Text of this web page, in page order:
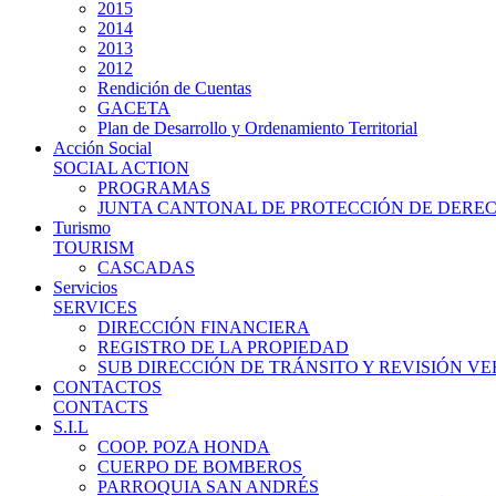
2015
2014
2013
2012
Rendición de Cuentas
GACETA
Plan de Desarrollo y Ordenamiento Territorial
Acción Social
SOCIAL ACTION
PROGRAMAS
JUNTA CANTONAL DE PROTECCIÓN DE
Turismo
TOURISM
CASCADAS
Servicios
SERVICES
DIRECCIÓN FINANCIERA
REGISTRO DE LA PROPIEDAD
SUB DIRECCIÓN DE TRÁNSITO Y REVISIÓN
CONTACTOS
CONTACTS
S.I.L
COOP. POZA HONDA
CUERPO DE BOMBEROS
PARROQUIA SAN ANDRÉS